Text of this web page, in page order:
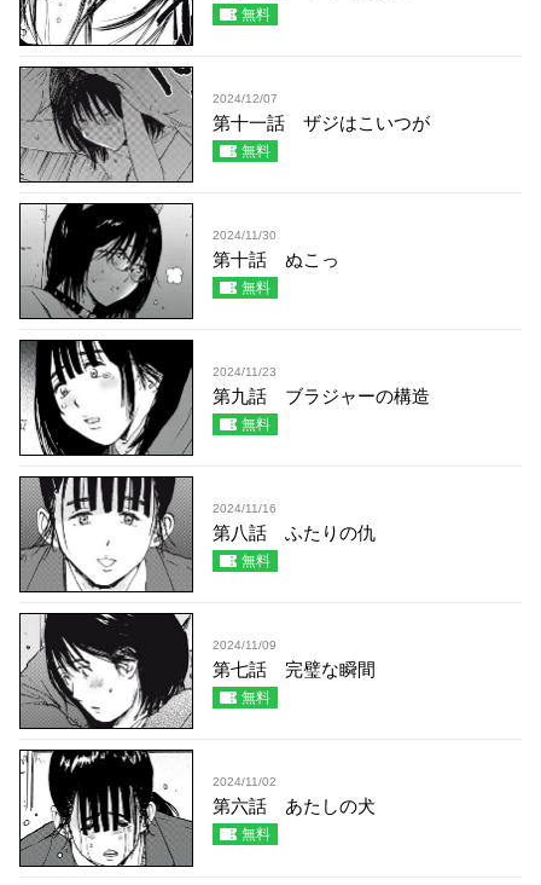
無料
2024/12/07
第十一話 ザジはこいつが
無料
2024/11/30
第十話 ぬこっ
無料
2024/11/23
第九話 ブラジャーの構造
無料
2024/11/16
第八話 ふたりの仇
無料
2024/11/09
第七話 完璧な瞬間
無料
2024/11/02
第六話 あたしの犬
無料